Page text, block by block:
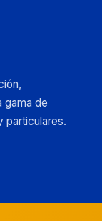
gama de
particulares.